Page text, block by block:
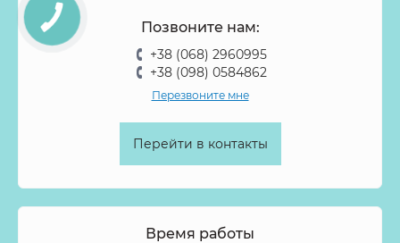
Позвоните нам:
+38 (068) 2960995
+38 (098) 0584862
Перезвоните мне
Перейти в контакты
Время работы